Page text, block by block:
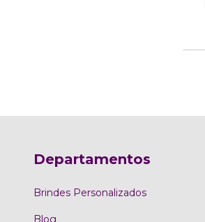
Departamentos
Brindes Personalizados
Blog